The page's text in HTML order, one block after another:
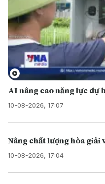
AI nâng cao năng lực dự
10-08-2026, 17:07
Nâng chất lượng hòa giải
10-08-2026, 17:04